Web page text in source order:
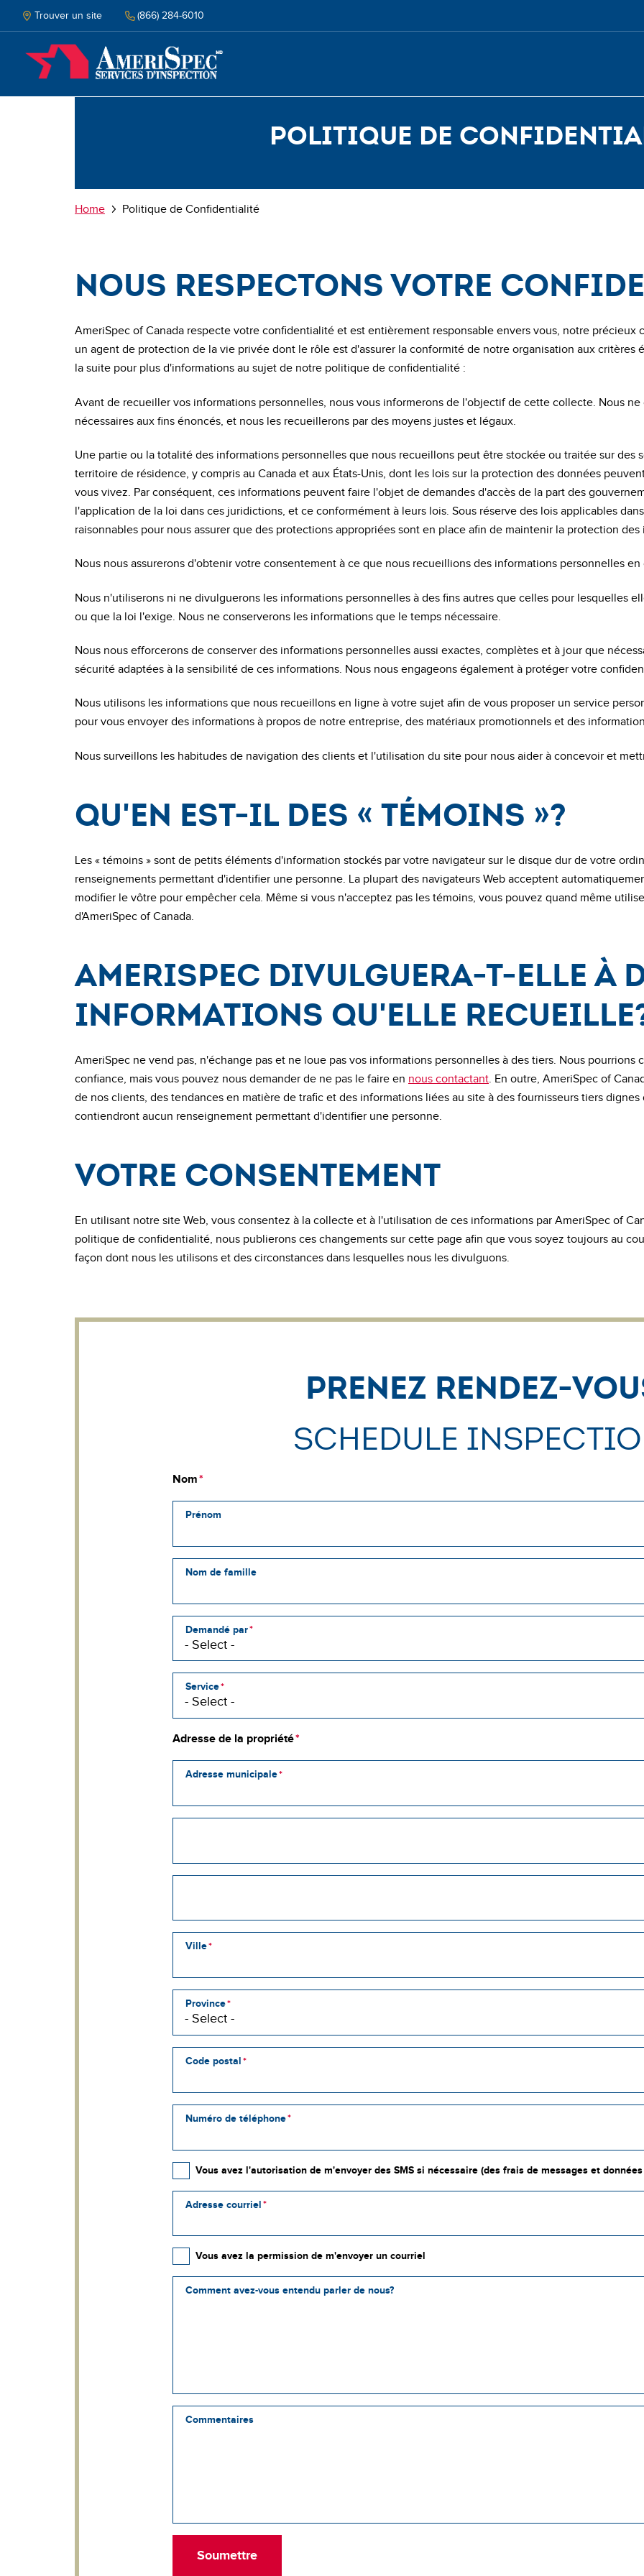
main
Trouver un site (866) 284-6010
Politique de
Breadcrumb
Home Politique de Confidentialité
Nous respectons votre
AmeriSpec of Canada respecte votre confidentialité et est entièrement responsable envers vous, notre précieux
un agent de protection de la vie privée dont le rôle est d'assurer la conformité de notre organisation aux
la suite pour plus d'informations au sujet de notre politique de confidentialité :
Avant de recueiller vos informations personnelles, nous vous informerons de l'objectif de cette collecte. Nous
nécessaires aux fins énoncés, et nous les recueillerons par des moyens justes et légaux.
Une partie ou la totalité des informations personnelles que nous recueillons peut être stockée ou traitée sur des
territoire de résidence, y compris au Canada et aux États-Unis, dont les lois sur la protection des données
vous vivez. Par conséquent, ces informations peuvent faire l'objet de demandes d'accès de la part des
l'application de la loi dans ces juridictions, et ce conformément à leurs lois. Sous réserve des lois applicables
raisonnables pour nous assurer que des protections appropriées sont en place afin de maintenir la protection
Nous nous assurerons d'obtenir votre consentement à ce que nous recueillions des informations personnelles en
Nous n'utiliserons ni ne divulguerons les informations personnelles à des fins autres que celles pour lesquelles
ou que la loi l'exige. Nous ne conserverons les informations que le temps nécessaire.
Nous nous efforcerons de conserver des informations personnelles aussi exactes, complètes et à jour que
sécurité adaptées à la sensibilité de ces informations. Nous nous engageons également à protéger votre
Nous utilisons les informations que nous recueillons en ligne à votre sujet afin de vous proposer un service
pour vous envoyer des informations à propos de notre entreprise, des matériaux promotionnels et des
Nous surveillons les habitudes de navigation des clients et l'utilisation du site pour nous aider à concevoir et
Qu'en est-il des « témoins »?
Les « témoins » sont de petits éléments d'information stockés par votre navigateur sur le disque dur de votre
renseignements permettant d'identifier une personne. La plupart des navigateurs Web acceptent
modifier le vôtre pour empêcher cela. Même si vous n'acceptez pas les témoins, vous pouvez quand même
d'AmeriSpec of Canada.
AmeriSpec divulguera-t-elle à
informations qu'elle
AmeriSpec ne vend pas, n'échange pas et ne loue pas vos informations personnelles à des tiers. Nous pourrions
confiance, mais vous pouvez nous demander de ne pas le faire en nous contactant. En outre, AmeriSpec of
de nos clients, des tendances en matière de trafic et des informations liées au site à des fournisseurs tiers
contiendront aucun renseignement permettant d'identifier une personne.
Votre consentement
En utilisant notre site Web, vous consentez à la collecte et à l'utilisation de ces informations par AmeriSpec of
politique de confidentialité, nous publierons ces changements sur cette page afin que vous soyez toujours au
façon dont nous les utilisons et des circonstances dans lesquelles nous les divulguons.
Prenez Rendez-
Schedule
Nom
Prénom
Nom de famille
Demandé par
Service
Adresse de la propriété
Adresse municipale
2
line
Ville
Province
Code postal
Numéro de téléphone
Vous avez l'autorisation de m'envoyer des SMS si nécessaire (des frais de messages et
Adresse courriel
Vous avez la permission de m'envoyer un courriel
Comment avez-vous entendu parler de nous?
Commentaires